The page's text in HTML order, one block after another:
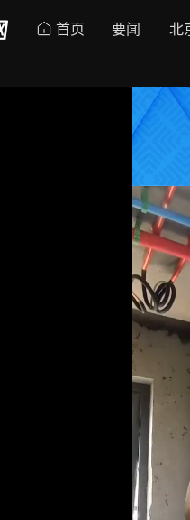
首页 要闻 北